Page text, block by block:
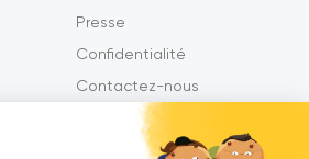
Presse
Confidentialité
Contactez-nous